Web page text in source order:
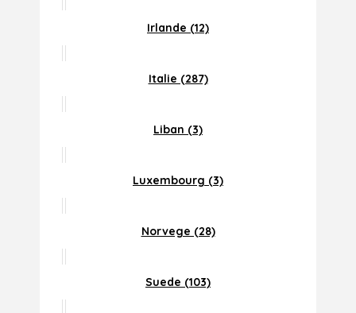
Irlande (12)
Italie (287)
Liban (3)
Luxembourg (3)
Norvege (28)
Suede (103)